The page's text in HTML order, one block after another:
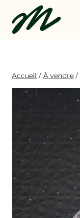
contenu
Accueil / À vendre /